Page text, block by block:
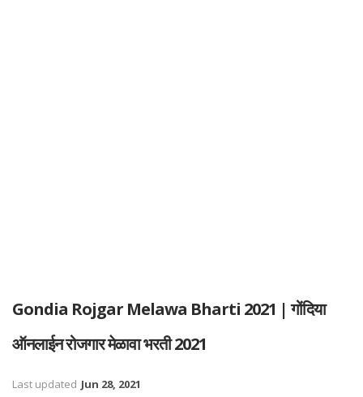
Gondia Rojgar Melawa Bharti 2021 | गोंदिया
ऑनलाईन रोजगार मेळावा भरती 2021
Last updated Jun 28, 2021